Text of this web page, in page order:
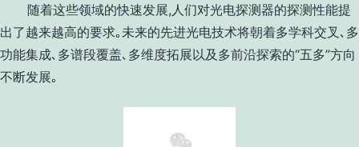
随着这些领域的快速发展, 人们对光电探测器的探测性能提
出了越来越高的要求｡未来的先进光电技术将朝着多学科交叉､多
功能集成､多谱段覆盖､多维度拓展以及多前沿探索的“五多”方向
不断发展｡